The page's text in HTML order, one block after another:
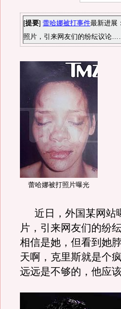
[提要] 蕾哈娜被打事件最新进展
照片，引来网友们的纷纭议论
蕾哈娜被打照片曝光
近日，外国某网站
片，引来网友们的纷
相信是她，但看到她
天啊，克里斯就是个
远远是不够的，他应